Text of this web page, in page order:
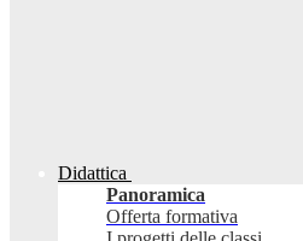
Didattica
Panoramica
Offerta formativa